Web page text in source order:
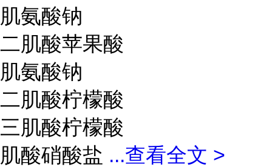
肌氨酸钠
二肌酸苹果酸
肌氨酸钠
二肌酸柠檬酸
三肌酸柠檬酸
肌酸硝酸盐 ...查看全文 >